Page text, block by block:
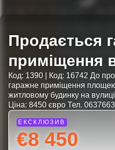
Продається
приміщення
Код: 1390 | Код: 16742 До
гаражне приміщення
житловому будинку на
Ціна: 8450 євро Тел.
€8 450